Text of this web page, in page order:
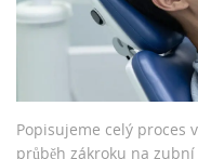
Popisujeme celý proces
průběh zákroku na